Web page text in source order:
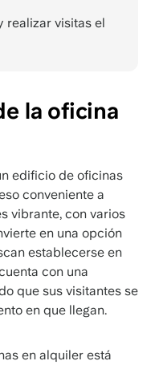
realizar visitas el
la oficina
edificio de oficinas
conveniente a
vibrante, con varios
en una opción
establecerse en
con una
que sus visitantes se
en que llegan.
en alquiler está